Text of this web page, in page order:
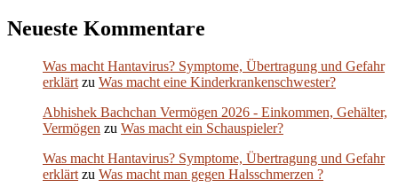
Neueste Kommentare
Was macht Hantavirus? Symptome, Übertragung und Gefahr
erklärt zu Was macht eine Kinderkrankenschwester?
Abhishek Bachchan Vermögen 2026 - Einkommen, Gehälter,
Vermögen zu Was macht ein Schauspieler?
Was macht Hantavirus? Symptome, Übertragung und Gefahr
erklärt zu Was macht man gegen Halsschmerzen ?